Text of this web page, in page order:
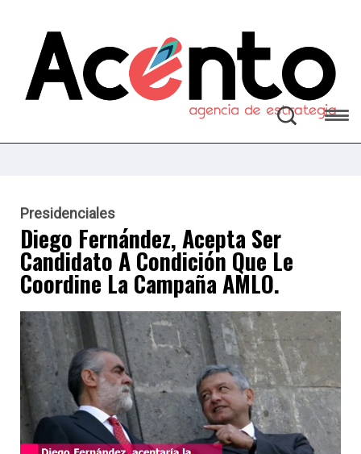
Presidenciales
Diego Fernández, Acepta Ser
Candidato A Condición Que Le
Coordine La Campaña AMLO.